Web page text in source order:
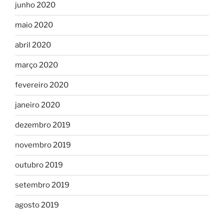
junho 2020
maio 2020
abril 2020
março 2020
fevereiro 2020
janeiro 2020
dezembro 2019
novembro 2019
outubro 2019
setembro 2019
agosto 2019